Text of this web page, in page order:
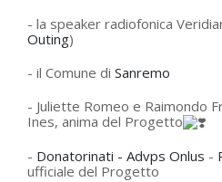
- la speaker radiofonica
Outing)
- il Comune di Sanremo
- Juliette Romeo e Raimondo
Ines, anima del Progetto
- Donatorinati - Advps Onlus -
ufficiale del Progetto